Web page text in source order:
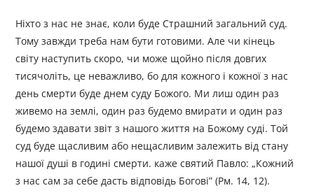
Hixтo з нас не знає, коли буде Страшний загальний суд.
Тому завжди треба нам бути готовими. Але чи кінець
світу наступить скоро, чи може щойно після довгих
тисячоліть, це неважливо, бо для кожного і кожної з нас
день смерти буде днем суду Божого. Ми лиш один раз
живемо на землі, один раз будемо вмирати и один раз
будемо здавати звіт з нашого життя на Божому суді. Той
суд буде щасливим або нещасливим залежить від стану
нашої душі в годині смерти. каже святий Павло: „Кожний
з нас сам за себе дасть відповідь Богові” (Рм. 14, 12).